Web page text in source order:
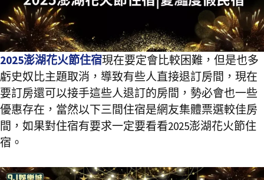
2025澎湖花火節住宿現在要定會比較困難，但是也多
虧史奴比主題取消，導致有些人直接退訂房間，現在
要訂房還可以接手這些人退訂的房間，勢必會也一些
優惠存在，當然以下三間住宿是網友集體票選較佳房
間，如果對住宿有要求一定要看看2025澎湖花火節住
宿。